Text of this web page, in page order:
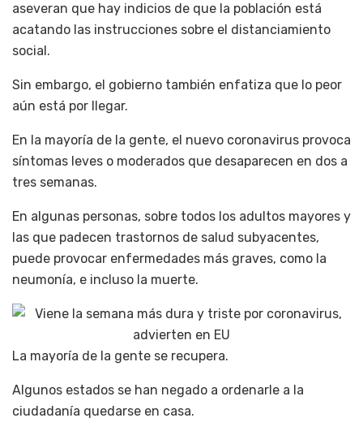
aseveran que hay indicios de que la población está
acatando las instrucciones sobre el distanciamiento
social.
Sin embargo, el gobierno también enfatiza que lo peor
aún está por llegar.
En la mayoría de la gente, el nuevo coronavirus provoca
síntomas leves o moderados que desaparecen en dos a
tres semanas.
En algunas personas, sobre todos los adultos mayores y
las que padecen trastornos de salud subyacentes,
puede provocar enfermedades más graves, como la
neumonía, e incluso la muerte.
La mayoría de la gente se recupera.
Algunos estados se han negado a ordenarle a la
ciudadanía quedarse en casa.